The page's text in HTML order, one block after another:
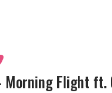
Morning Flight ft.